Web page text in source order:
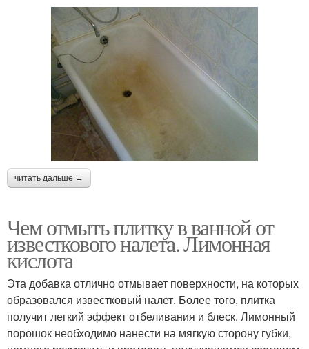
читать дальше →
Чем отмыть плитку в ванной от
известкового налета. Лимонная
кислота
Эта добавка отлично отмывает поверхности, на которых
образовался известковый налет. Более того, плитка
получит легкий эффект отбеливания и блеск. Лимонный
порошок необходимо нанести на мягкую сторону губки,